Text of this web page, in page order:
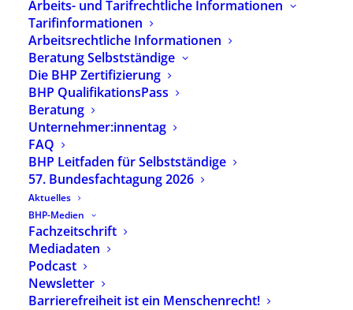
Arbeits- und Tarifrechtliche Informationen
Tarifinformationen
Arbeitsrechtliche Informationen
Beratung Selbstständige
Die BHP Zertifizierung
BHP QualifikationsPass
Beratung
Unternehmer:innentag
FAQ
BHP Leitfaden für Selbstständige
57. Bundesfachtagung 2026
Aktuelles
BHP-Medien
Fachzeitschrift
Mediadaten
Podcast
Newsletter
Barrierefreiheit ist ein Menschenrecht!
Datum:
22.10.2027 – 23.10.2027
Anmeldeschluss: 17.09.2027
Plätze verfügbar
Referent:innen:Christina Reichenbach
Seminar-Nr.: 27 TF 1.12
Die Offene Arbeit in
Kindertagesstätten -in kritischer
Betrachtung ressourcenorientiert für
heilpädagogisches Handeln ansetzen